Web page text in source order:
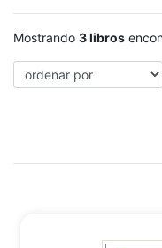
Mostrando 3 libros